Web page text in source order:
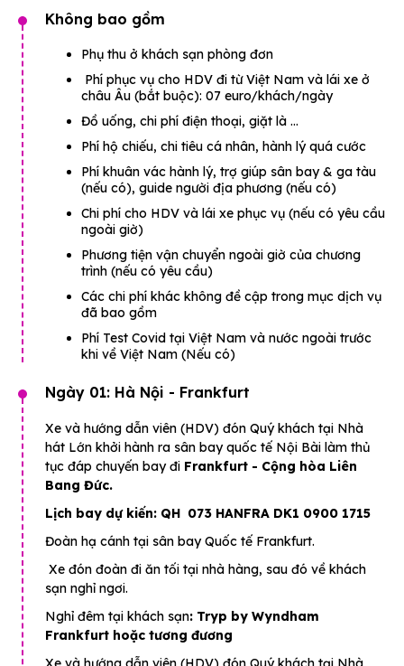
Không bao gồm
Phụ thu ở khách sạn phòng đơn
Phí phục vụ cho HDV đi từ Việt Nam và lái xe ở
châu Âu (bắt buộc): 07 euro/khách/ngày
Đồ uống, chi phí điện thoại, giặt là …
Phí hộ chiếu, chi tiêu cá nhân, hành lý quá cước
Phí khuân vác hành lý, trợ giúp sân bay & ga tàu
(nếu có), guide người địa phương (nếu có)
Chi phí cho HDV và lái xe phục vụ (nếu có yêu cầu
ngoài giờ)
Phương tiện vận chuyển ngoài giờ của chương
trình (nếu có yêu cầu)
Các chi phí khác không đề cập trong mục dịch vụ
đã bao gồm
Phí Test Covid tại Việt Nam và nước ngoài trước
khi về Việt Nam (Nếu có)
Ngày 01: Hà Nội - Frankfurt
Xe và hướng dẫn viên (HDV) đón Quý khách tại Nhà
hát Lớn khởi hành ra sân bay quốc tế Nội Bài làm thủ
tục đáp chuyến bay đi Frankfurt - Cộng hòa Liên
Bang Đức.
Lịch bay dự kiến: QH 073 HANFRA DK1 0900 1715
Đoàn hạ cánh tại sân bay Quốc tế Frankfurt.
Xe đón đoàn đi ăn tối tại nhà hàng, sau đó về khách
sạn nghỉ ngơi.
Nghỉ đêm tại khách sạn: Tryp by Wyndham
Frankfurt hoặc tương đương